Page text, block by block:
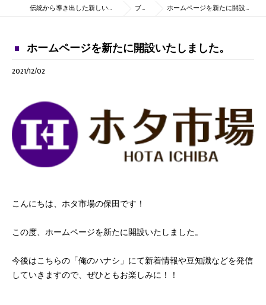
伝統から導き出した新しい時代の統合医療 ブログ ホームページを新たに開設いたしました。
ホームページを新たに開設いたしました。
2021/12/02
こんにちは、ホタ市場の保田です！
この度、ホームページを新たに開設いたしました。
今後はこちらの「俺のハナシ」にて新着情報や豆知識などを発信
していきますので、ぜひともお楽しみに！！